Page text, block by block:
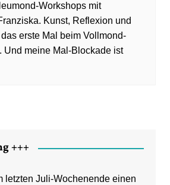
Workshops mit
Kunst, Reflexion und
erste Mal beim Vollmond-
Und meine Mal-Blockade ist
+++
letzten Juli-Wochenende einen